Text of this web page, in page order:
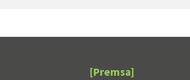
[Premsa]